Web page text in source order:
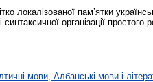
локалізованої пам’ятки
організації простого
мови, Албанські мови і